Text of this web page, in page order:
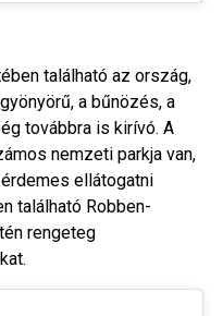
található az ország,
a bűnözés, a
továbbra is kirívó. A
nemzeti parkja van,
ellátogatni
található Robben-
rengeteg